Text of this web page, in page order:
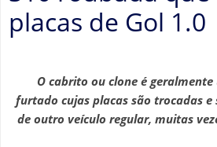
placas de Gol 1.0
O cabrito ou clone é
furtado cujas placas são trocadas
de outro veículo regular, muitas